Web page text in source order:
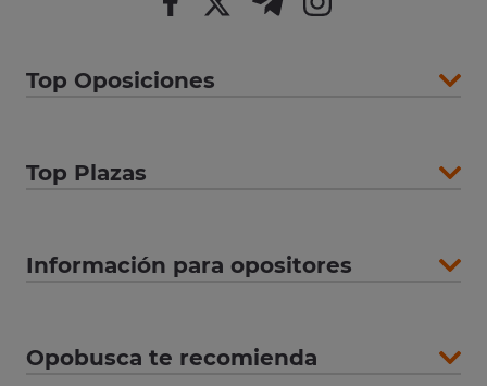
Top Oposiciones
Top Plazas
Información para opositores
Opobusca te recomienda